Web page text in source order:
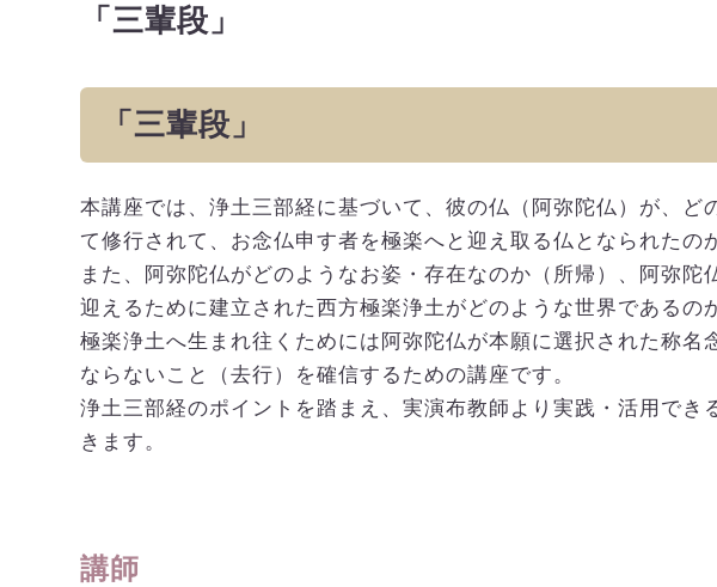
「三輩段」
「三輩段」
本講座では、浄土三部経に基づいて、彼の仏（阿弥陀仏）が、ど
て修行されて、お念仏申す者を極楽へと迎え取る仏となられたの
また、阿弥陀仏がどのようなお姿・存在なのか（所帰）、阿弥陀
迎えるために建立された西方極楽浄土がどのような世界であるの
極楽浄土へ生まれ往くためには阿弥陀仏が本願に選択された称名
ならないこと（去行）を確信するための講座です。
浄土三部経のポイントを踏まえ、実演布教師より実践・活用でき
きます。
講師